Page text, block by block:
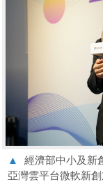
▲
經濟部中小及新
亞灣雲平台微軟新